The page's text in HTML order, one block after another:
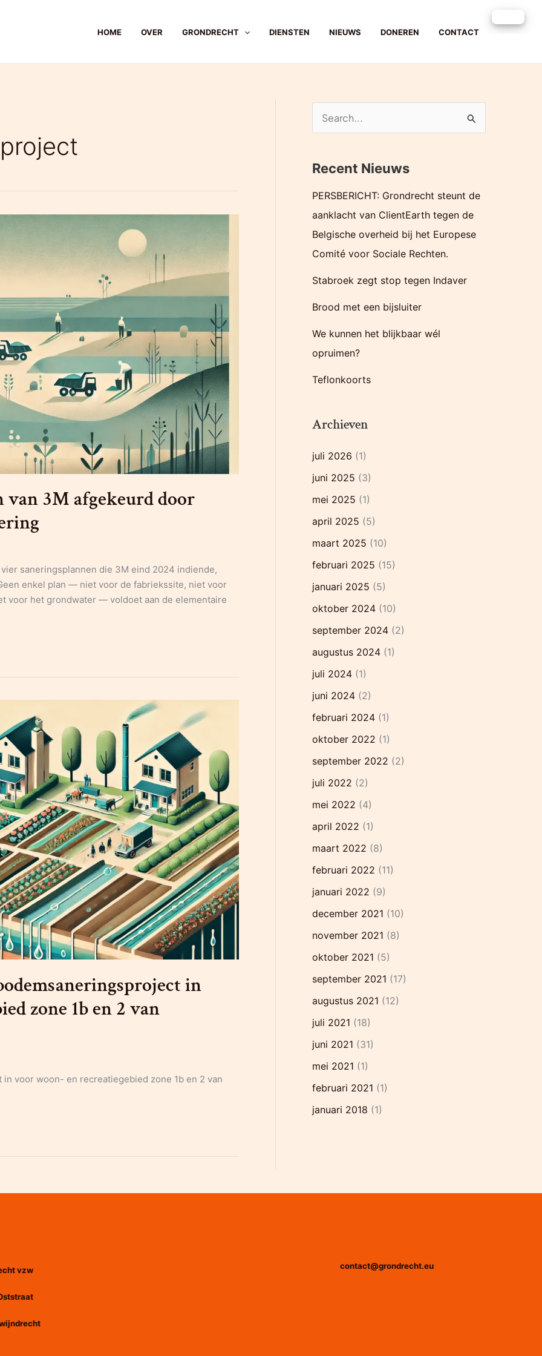
HOME OVER GRONDRECHT DIENSTEN NIEUWS DONEREN CONTACT
van 3M afgekeurd door
saneringsplannen die 3M eind 2024 indiende,
enkel plan — niet voor de fabriekssite, niet voor
voor het grondwater — voldoet aan de elementaire
in
zone 1b en 2 van
voor woon- en recreatiegebied zone 1b en 2 van
o
k
e
n
a
r
:
Recent Nieuws
PERSBERICHT: Grondrecht steunt de
aanklacht van ClientEarth tegen de
Belgische overheid bij het Europese
Comité voor Sociale Rechten.
Stabroek zegt stop tegen Indaver
Brood met een bijsluiter
We kunnen het blijkbaar wél
opruimen?
Teflonkoorts
Archieven
juli 2026 (1)
juni 2025 (3)
mei 2025 (1)
april 2025 (5)
maart 2025 (10)
februari 2025 (15)
januari 2025 (5)
oktober 2024 (10)
september 2024 (2)
augustus 2024 (1)
juli 2024 (1)
juni 2024 (2)
februari 2024 (1)
oktober 2022 (1)
september 2022 (2)
juli 2022 (2)
mei 2022 (4)
april 2022 (1)
maart 2022 (8)
februari 2022 (11)
januari 2022 (9)
december 2021 (10)
november 2021 (8)
oktober 2021 (5)
september 2021 (17)
augustus 2021 (12)
juli 2021 (18)
juni 2021 (31)
mei 2021 (1)
februari 2021 (1)
januari 2018 (1)
vzw contact@grondrecht.eu